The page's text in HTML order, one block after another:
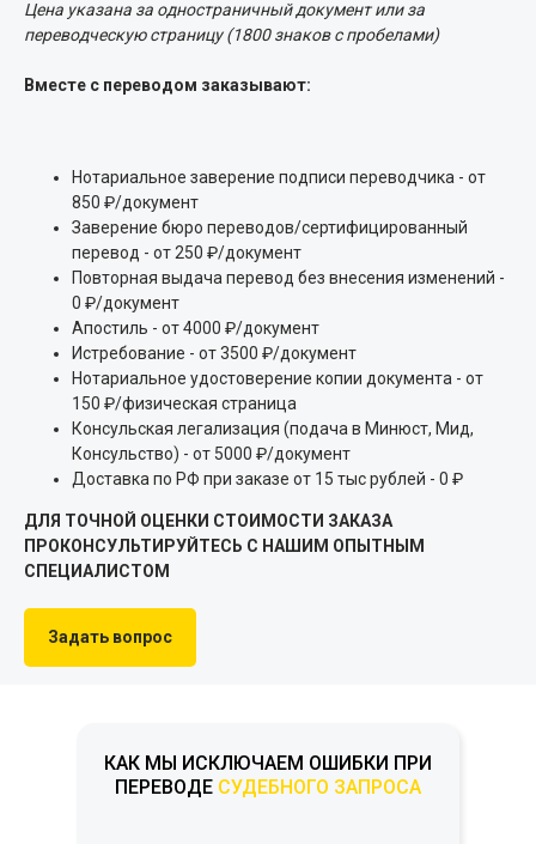
Цена указана за одностраничный документ или за
переводческую страницу (1800 знаков с пробелами)
Вместе с переводом заказывают:
Нотариальное заверение подписи переводчика - от
850 ₽/документ
Заверение бюро переводов/сертифицированный
перевод - от 250 ₽/документ
Повторная выдача перевод без внесения изменений -
0 ₽/документ
Апостиль - от 4000 ₽/документ
Истребование - от 3500 ₽/документ
Нотариальное удостоверение копии документа - от
150 ₽/физическая страница
Консульская легализация (подача в Минюст, Мид,
Консульство) - от 5000 ₽/документ
Доставка по РФ при заказе от 15 тыс рублей - 0 ₽
ДЛЯ ТОЧНОЙ ОЦЕНКИ СТОИМОСТИ ЗАКАЗА
ПРОКОНСУЛЬТИРУЙТЕСЬ С НАШИМ ОПЫТНЫМ
СПЕЦИАЛИСТОМ
Задать вопрос
КАК МЫ ИСКЛЮЧАЕМ ОШИБКИ ПРИ
ПЕРЕВОДЕ СУДЕБНОГО ЗАПРОСА